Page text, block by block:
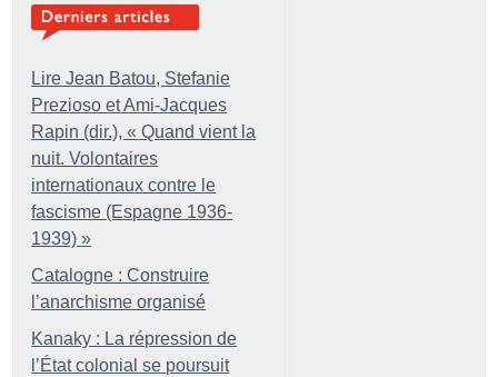
Lire Jean Batou, Stefanie
Prezioso et Ami-Jacques
Rapin (dir.), « Quand vient la
nuit. Volontaires
internationaux contre le
fascisme (Espagne 1936-
1939) »
Catalogne : Construire
l’anarchisme organisé
Kanaky : La répression de
l’État colonial se poursuit